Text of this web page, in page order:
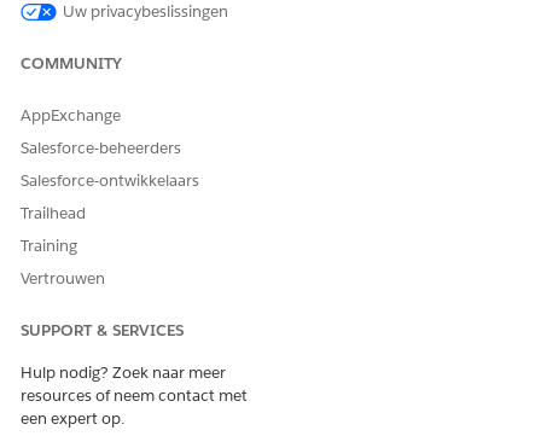
Uw privacybeslissingen
COMMUNITY
AppExchange
Salesforce-beheerders
Salesforce-ontwikkelaars
Trailhead
Training
Vertrouwen
SUPPORT & SERVICES
Hulp nodig? Zoek naar meer
resources of neem contact met
een expert op.